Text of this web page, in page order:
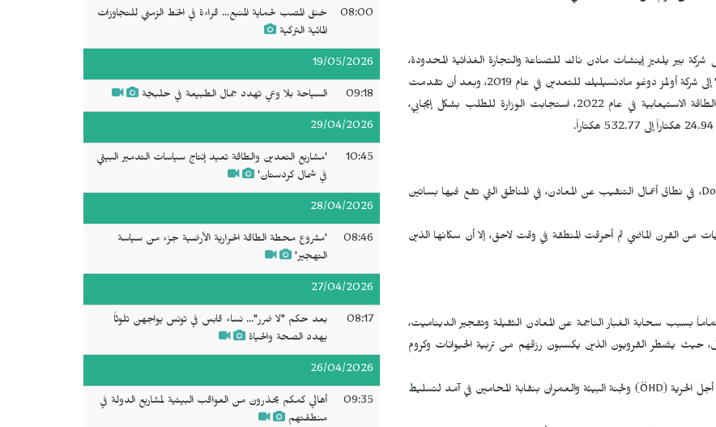
في المنطقة لأول مرة في 3 آب/أغسطس 2011 من قبل شركة بير يلديز إينشات مادن ناك للصناعة والتجارة الغذائية المحدودة،
حيث تم نقل الأعمال التي بدأت بقرار "تقييم الأثر البيئي غير مطلوب" إلى شركة أولمز دوغو مادنسيليك للتعدين في عام 2019، وبعد أن تقدمت
هذه الشركة بطلب إلى وزارة البيئة والتحضر والتغير المناخي لزيادة الطاقة الاستيعابية في عام 2022، استجابت الوزارة للطلب بشكل إيجابي،
، في نطاق أعمال التنقيب عن المعادن، في المناطق التي تقع فيها بساتين
من القرن الماضي ثم أحرقت المنطقة في وقت لاحق، إلا أن سكانها الذين
بسبب سحابة الغبار الناجمة عن المعادن الثقيلة وتفجير الديناميت،
يضطر القرويون الذين يكسبون رزقهم من تربية الحيوانات وكروم
الحرية (ÖHD) ولجنة البيئة والعمران بنقابة المحامين في آمد لتسليط
08:00
خنق المصب لحماية المنبع... قراءة في الخط الزمني للتجاوزات
المائية التركية
19/05/2026
09:18 السياحة بلا وعي تهدد جمال الطبيعة في حلبجة
29/04/2026
10:45
'مشاريع التعدين والطاقة تعيد إنتاج سياسات التدمير البيئي
في شمال كردستان'
28/04/2026
08:46
'مشروع محطة الطاقة الحرارية الأرضية جزء من سياسة
التهجير'
27/04/2026
08:17
بعد حكم "لا ضرر"... نساء قابس في تونس يواجهن تلوثاً
يهدد الصحة والحياة
26/04/2026
09:35
أهالي كمكم يحذرون من العواقب البيئية لمشاريع الدولة في
منطقتهم